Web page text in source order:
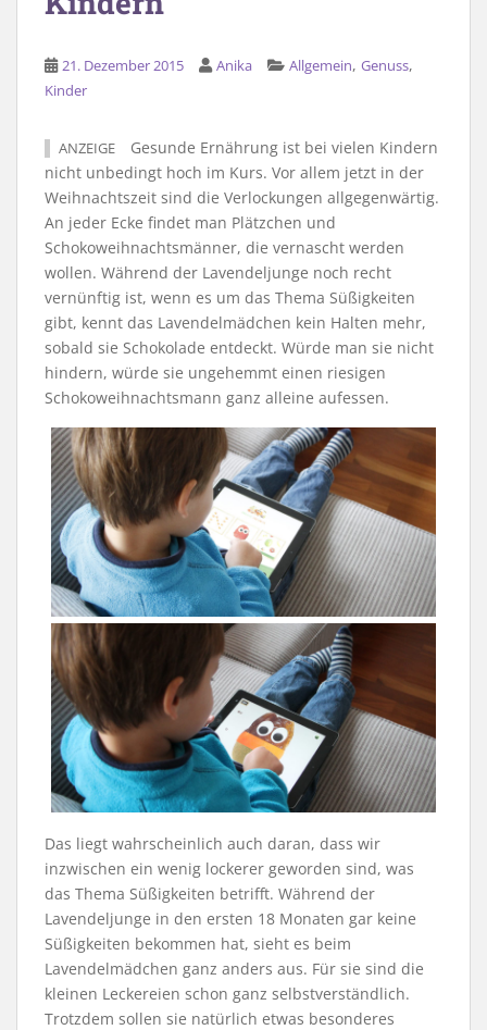
21. Dezember 2015 Anika Allgemein, Genuss,
Kinder
ANZEIGE
Gesunde Ernährung ist bei vielen Kindern
nicht unbedingt hoch im Kurs. Vor allem jetzt in der
Weihnachtszeit sind die Verlockungen allgegenwärtig.
An jeder Ecke findet man Plätzchen und
Schokoweihnachtsmänner, die vernascht werden
wollen. Während der Lavendeljunge noch recht
vernünftig ist, wenn es um das Thema Süßigkeiten
gibt, kennt das Lavendelmädchen kein Halten mehr,
sobald sie Schokolade entdeckt. Würde man sie nicht
hindern, würde sie ungehemmt einen riesigen
Schokoweihnachtsmann ganz alleine aufessen.
Das liegt wahrscheinlich auch daran, dass wir
inzwischen ein wenig lockerer geworden sind, was
das Thema Süßigkeiten betrifft. Während der
Lavendeljunge in den ersten 18 Monaten gar keine
Süßigkeiten bekommen hat, sieht es beim
Lavendelmädchen ganz anders aus. Für sie sind die
kleinen Leckereien schon ganz selbstverständlich.
Trotzdem sollen sie natürlich etwas besonderes